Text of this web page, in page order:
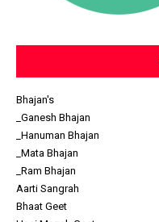
Bhajan's
_Ganesh Bhajan
_Hanuman Bhajan
_Mata Bhajan
_Ram Bhajan
Aarti Sangrah
Bhaat Geet